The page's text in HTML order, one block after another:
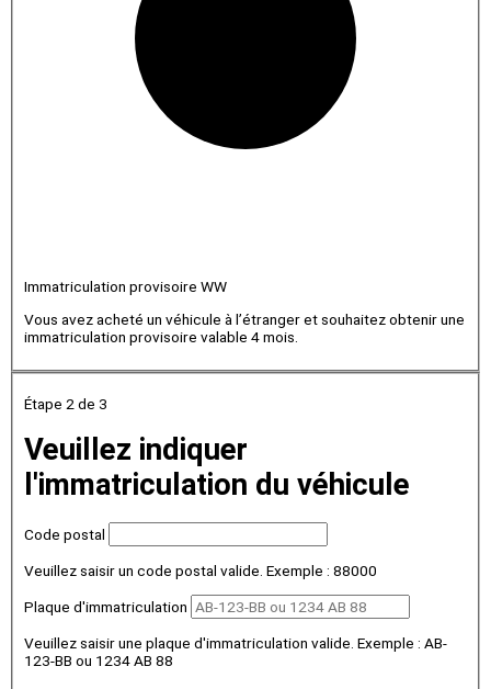
Immatriculation provisoire WW
Vous avez acheté un véhicule à l’étranger et souhaitez obtenir une
immatriculation provisoire valable 4 mois.
Étape 2de 3
Veuillez indiquer
l'immatriculation du véhicule
Code postal
Veuillez saisir un code postal valide. Exemple : 88000
Plaque d'immatriculation
Veuillez saisir une plaque d'immatriculation valide. Exemple : AB-
123-BB ou 1234 AB 88